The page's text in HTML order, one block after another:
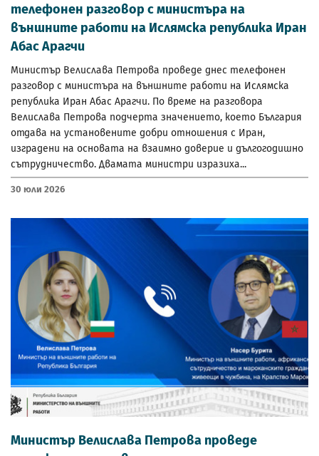
телефонен разговор с министъра на
външните работи на Ислямска република Иран
Абас Арагчи
Министър Велислава Петрова проведе днес телефонен
разговор с министъра на външните работи на Ислямска
република Иран Абас Арагчи. По време на разговора
Велислава Петрова подчерта значението, което България
отдава на установените добри отношения с Иран,
изградени на основата на взаимно доверие и дългогодишно
сътрудничество. Двамата министри изразиха...
30 Юли 2026
Министър Велислава Петрова проведе